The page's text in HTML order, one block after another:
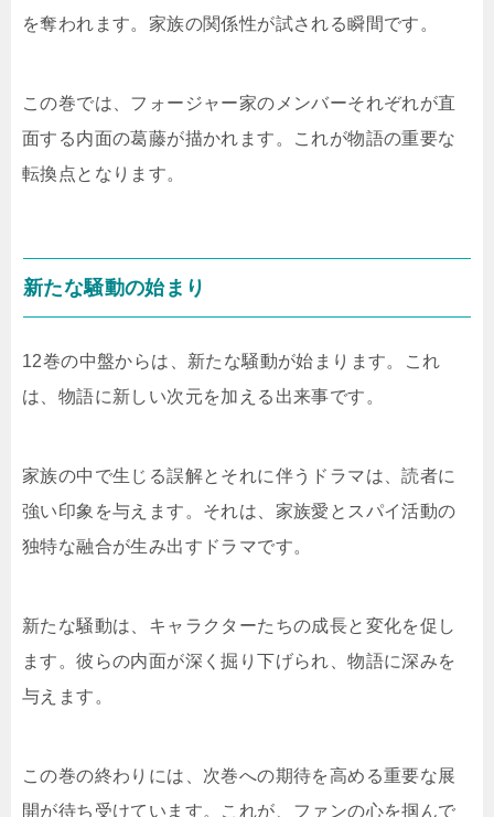
を奪われます。家族の関係性が試される瞬間です。
この巻では、フォージャー家のメンバーそれぞれが直
面する内面の葛藤が描かれます。これが物語の重要な
転換点となります。
新たな騒動の始まり
12巻の中盤からは、新たな騒動が始まります。これ
は、物語に新しい次元を加える出来事です。
家族の中で生じる誤解とそれに伴うドラマは、読者に
強い印象を与えます。それは、家族愛とスパイ活動の
独特な融合が生み出すドラマです。
新たな騒動は、キャラクターたちの成長と変化を促し
ます。彼らの内面が深く掘り下げられ、物語に深みを
与えます。
この巻の終わりには、次巻への期待を高める重要な展
開が待ち受けています。これが、ファンの心を掴んで